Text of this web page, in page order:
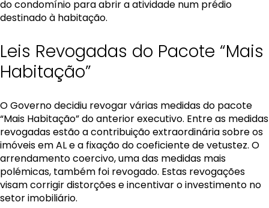
do condomínio para abrir a atividade num prédio
destinado à habitação.
Leis Revogadas do Pacote “Mais
Habitação”
O Governo decidiu revogar várias medidas do pacote
“Mais Habitação” do anterior executivo. Entre as medidas
revogadas estão a contribuição extraordinária sobre os
imóveis em AL e a fixação do coeficiente de vetustez. O
arrendamento coercivo, uma das medidas mais
polémicas, também foi revogado. Estas revogações
visam corrigir distorções e incentivar o investimento no
setor imobiliário.